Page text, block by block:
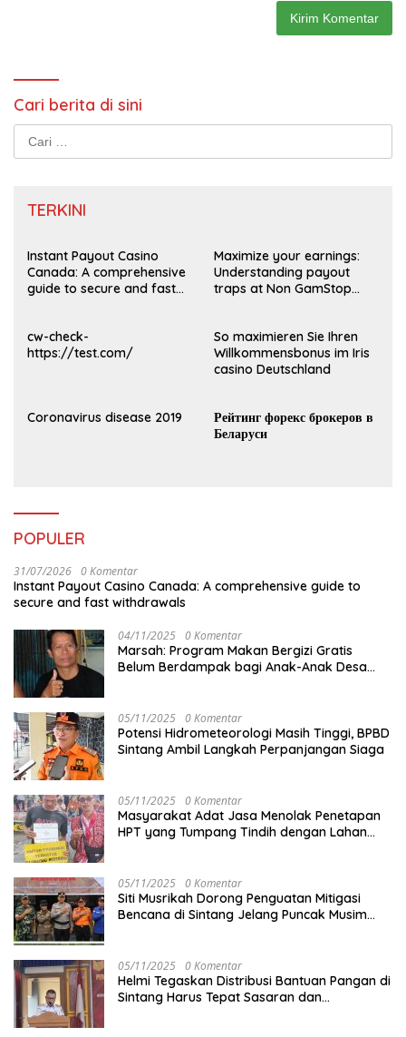
Cari berita di sini
TERKINI
Instant Payout Casino
Canada: A comprehensive
guide to secure and fast
Maximize your earnings:
Understanding payout
traps at Non GamStop
cw-check-
https://test.com/
So maximieren Sie Ihren
Willkommensbonus im Iris
casino Deutschland
Coronavirus disease 2019
Рейтинг форекс брокеров в
Беларуси
POPULER
31/07/2026 0 Komentar
Instant Payout Casino Canada: A comprehensive guide to
secure and fast withdrawals
04/11/2025 0 Komentar
Marsah: Program Makan Bergizi Gratis
Belum Berdampak bagi Anak-Anak Desa
05/11/2025 0 Komentar
Potensi Hidrometeorologi Masih Tinggi, BPBD
Sintang Ambil Langkah Perpanjangan Siaga
05/11/2025 0 Komentar
Masyarakat Adat Jasa Menolak Penetapan
HPT yang Tumpang Tindih dengan Lahan
05/11/2025 0 Komentar
Siti Musrikah Dorong Penguatan Mitigasi
Bencana di Sintang Jelang Puncak Musim
05/11/2025 0 Komentar
Helmi Tegaskan Distribusi Bantuan Pangan di
Sintang Harus Tepat Sasaran dan